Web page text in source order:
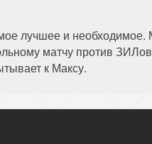
лучшее и
матчу против
к Максу.